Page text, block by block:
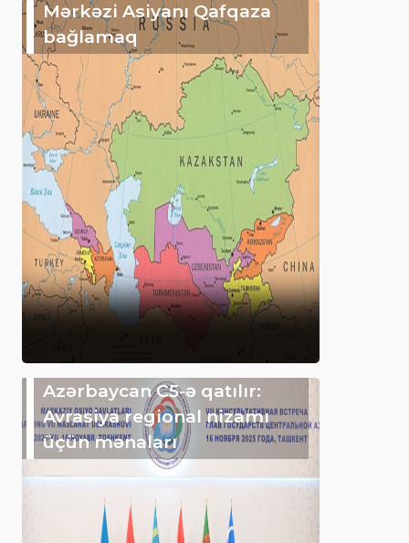
Mərkəzi Asiyanı Qafqaza
bağlamaq
Azərbaycan C5-ə qatılır:
Avrasiya regional nizamı
üçün mənaları